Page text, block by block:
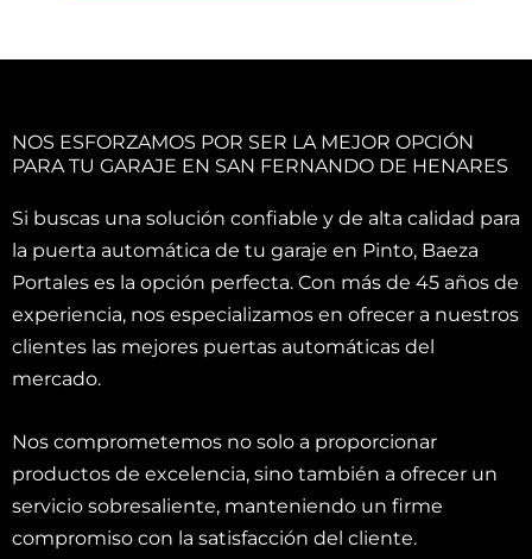
NOS ESFORZAMOS POR SER LA MEJOR OPCIÓN
PARA TU GARAJE EN SAN FERNANDO DE HENARES
Si buscas una solución confiable y de alta calidad para
la puerta automática de tu garaje en Pinto, Baeza
Portales es la opción perfecta. Con más de 45 años de
experiencia, nos especializamos en ofrecer a nuestros
clientes las mejores puertas automáticas del
mercado.
Nos comprometemos no solo a proporcionar
productos de excelencia, sino también a ofrecer un
servicio sobresaliente, manteniendo un firme
compromiso con la satisfacción del cliente.